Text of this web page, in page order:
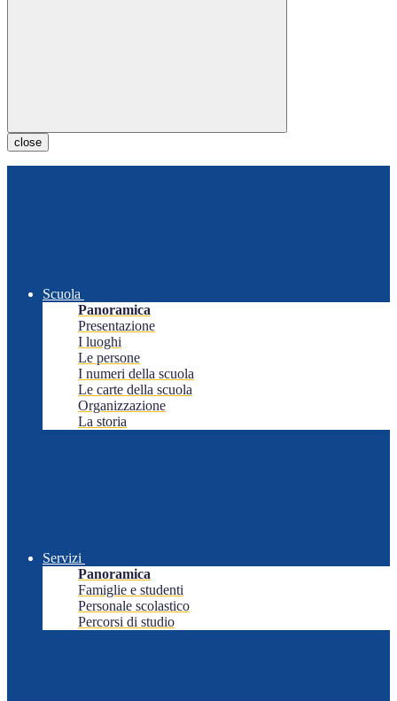
close
Scuola
Panoramica
Presentazione
I luoghi
Le persone
I numeri della scuola
Le carte della scuola
Organizzazione
La storia
Servizi
Panoramica
Famiglie e studenti
Personale scolastico
Percorsi di studio